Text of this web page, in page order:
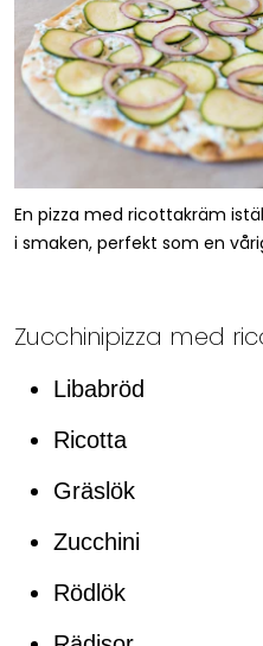
En pizza med ricottakräm
i smaken, perfekt som en
Zucchinipizza med
Libabröd
Ricotta
Gräslök
Zucchini
Rödlök